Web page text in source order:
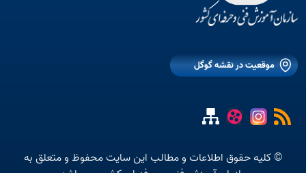
موقعیت در نقشه گوگل
© کلیه حقوق اطلاعات و مطالب این سایت محفوظ و متعلق به